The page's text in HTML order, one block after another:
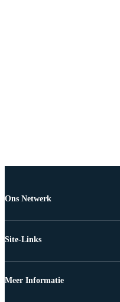
Ons Netwerk
Site-Links
Meer Informatie